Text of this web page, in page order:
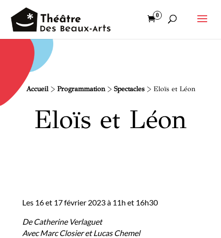
0
Accueil> Programmation> Spectacles> Eloïs et Léon
Eloïs et Léon
Les 16 et 17 février 2023 à 11h et 16h30
De Catherine Verlaguet
Avec Marc Closier et Lucas Chemel